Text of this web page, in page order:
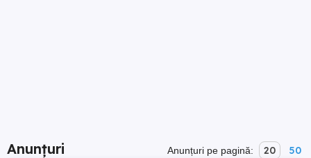
Anunțuri Anunțuri pe pagină: 20 50